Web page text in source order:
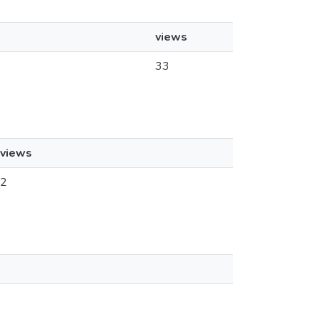
views
33
views
2